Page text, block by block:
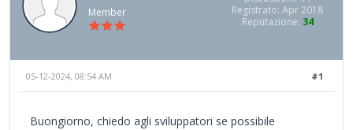
Member
Registrato: Apr 2018
Reputazione: 34
#1
05-12-2024, 08:54 AM
Buongiorno, chiedo agli sviluppatori se possibile